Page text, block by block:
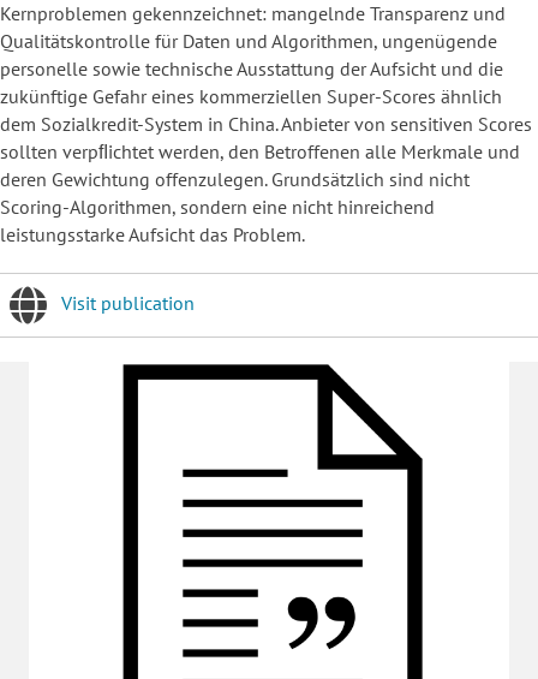
Kernproblemen gekennzeichnet: mangelnde Transparenz und
Qualitätskontrolle für Daten und Algorithmen, ungenügende
personelle sowie technische Ausstattung der Aufsicht und die
zukünftige Gefahr eines kommerziellen Super-Scores ähnlich
dem Sozialkredit-System in China. Anbieter von sensitiven Scores
sollten verpﬂichtet werden, den Betroffenen alle Merkmale und
deren Gewichtung offenzulegen. Grundsätzlich sind nicht
Scoring-Algorithmen, sondern eine nicht hinreichend
leistungsstarke Aufsicht das Problem.
Visit publication